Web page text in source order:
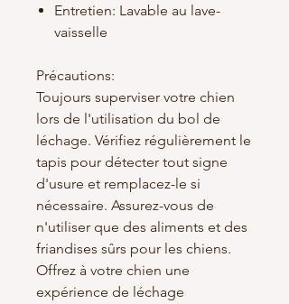
Entretien: Lavable au lave-
vaisselle
Précautions:
Toujours superviser votre chien
lors de l'utilisation du bol de
léchage. Vérifiez régulièrement le
tapis pour détecter tout signe
d'usure et remplacez-le si
nécessaire. Assurez-vous de
n'utiliser que des aliments et des
friandises sûrs pour les chiens.
Offrez à votre chien une
expérience de léchage